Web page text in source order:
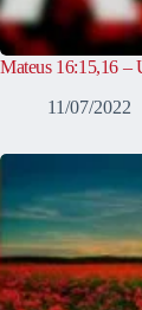
Mateus 16:15,16 –
11/07/2022